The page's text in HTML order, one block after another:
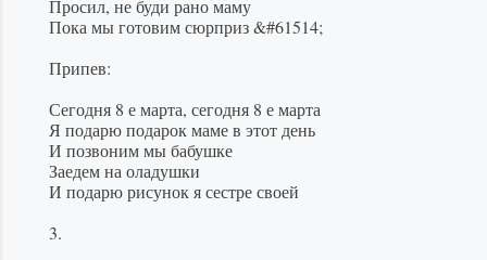
Просил, не буди рано маму
Пока мы готовим сюрприз &#61514;
Припев:
Сегодня 8 е марта, сегодня 8 е марта
Я подарю подарок маме в этот день
И позвоним мы бабушке
Заедем на оладушки
И подарю рисунок я сестре своей
3.